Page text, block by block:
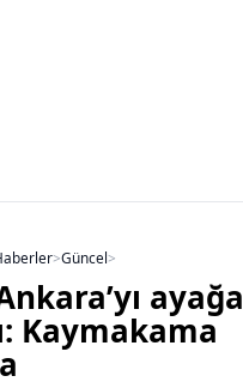
>Güncel>
ayağa
Kaymakama